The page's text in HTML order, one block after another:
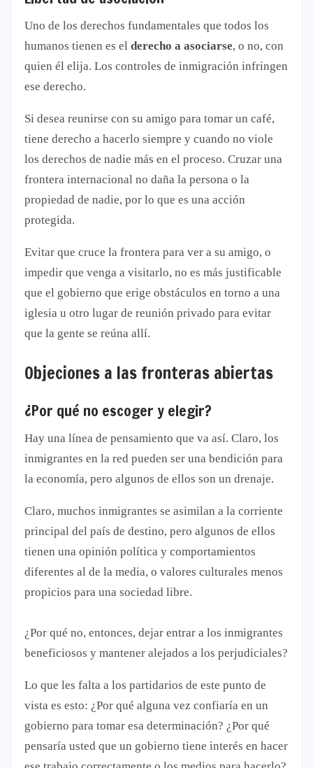
Uno de los derechos fundamentales que todos los
humanos tienen es el derecho a asociarse, o no, con
quien él elija. Los controles de inmigración infringen
ese derecho.
Si desea reunirse con su amigo para tomar un café,
tiene derecho a hacerlo siempre y cuando no viole
los derechos de nadie más en el proceso. Cruzar una
frontera internacional no daña la persona o la
propiedad de nadie, por lo que es una acción
protegida.
Evitar que cruce la frontera para ver a su amigo, o
impedir que venga a visitarlo, no es más justificable
que el gobierno que erige obstáculos en torno a una
iglesia u otro lugar de reunión privado para evitar
que la gente se reúna allí.
Objeciones a las fronteras abiertas
¿Por qué no escoger y elegir?
Hay una línea de pensamiento que va así. Claro, los
inmigrantes en la red pueden ser una bendición para
la economía, pero algunos de ellos son un drenaje.
Claro, muchos inmigrantes se asimilan a la corriente
principal del país de destino, pero algunos de ellos
tienen una opinión política y comportamientos
diferentes al de la media, o valores culturales menos
propicios para una sociedad libre.
¿Por qué no, entonces, dejar entrar a los inmigrantes
beneficiosos y mantener alejados a los perjudiciales?
Lo que les falta a los partidarios de este punto de
vista es esto: ¿Por qué alguna vez confiaría en un
gobierno para tomar esa determinación? ¿Por qué
pensaría usted que un gobierno tiene interés en hacer